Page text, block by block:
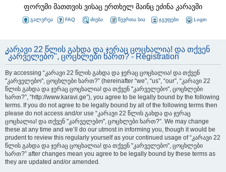
ფორუმი მათთვის ვისაც ერთხელ მაინც ეძინა კარავში
გალერეა FAQ ძიება წევრთა სია ჯგუფები Login
კარავი 22 წლის გახდა და ჯერაც ცოცხალია! და თქვენ
"კარველებო", ცოცხლები ხართ? - Registration
By accessing “კარავი 22 წლის გახდა და ჯერაც ცოცხალია! და თქვენ
"კარველებო", ცოცხლები ხართ?” (hereinafter “we”, “us”, “our”, “კარავი 22
წლის გახდა და ჯერაც ცოცხალია! და თქვენ "კარველებო", ცოცხლები
ხართ?”, “http://www.karavi.ge”), you agree to be legally bound by the following
terms. If you do not agree to be legally bound by all of the following terms then
please do not access and/or use “კარავი 22 წლის გახდა და ჯერაც
ცოცხალია! და თქვენ "კარველებო", ცოცხლები ხართ?”. We may change
these at any time and we’ll do our utmost in informing you, though it would be
prudent to review this regularly yourself as your continued usage of “კარავი 22
წლის გახდა და ჯერაც ცოცხალია! და თქვენ "კარველებო", ცოცხლები
ხართ?” after changes mean you agree to be legally bound by these terms as
they are updated and/or amended.